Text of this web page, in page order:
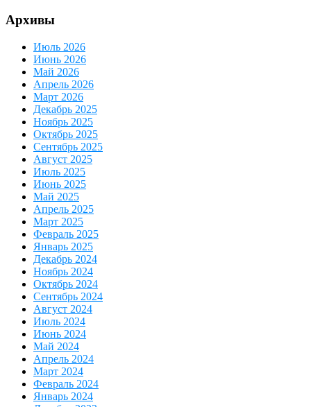
Архивы
Июль 2026
Июнь 2026
Май 2026
Апрель 2026
Март 2026
Декабрь 2025
Ноябрь 2025
Октябрь 2025
Сентябрь 2025
Август 2025
Июль 2025
Июнь 2025
Май 2025
Апрель 2025
Март 2025
Февраль 2025
Январь 2025
Декабрь 2024
Ноябрь 2024
Октябрь 2024
Сентябрь 2024
Август 2024
Июль 2024
Июнь 2024
Май 2024
Апрель 2024
Март 2024
Февраль 2024
Январь 2024